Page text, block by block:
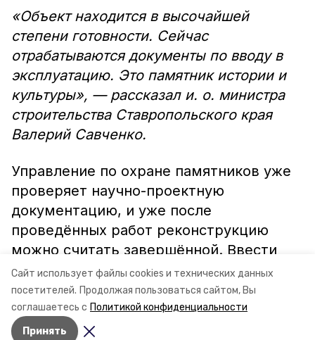
Сайт использует файлы cookies и технических данных
посетителей. Продолжая пользоваться сайтом, Вы
соглашаетесь с Политикой конфиденциальности
Принять
«Объект находится в высочайшей
степени готовности. Сейчас
отрабатываются документы по вводу в
эксплуатацию. Это памятник истории и
культуры», — рассказал и. о. министра
строительства Ставропольского края
Валерий Савченко.
Управление по охране памятников уже
проверяет научно-проектную
документацию, и уже после
проведённых работ реконструкцию
можно считать завершённой. Ввести
школу в эксплуатацию планируется уже
к 1 августа.
Авторы: Елизавета Крыпаева